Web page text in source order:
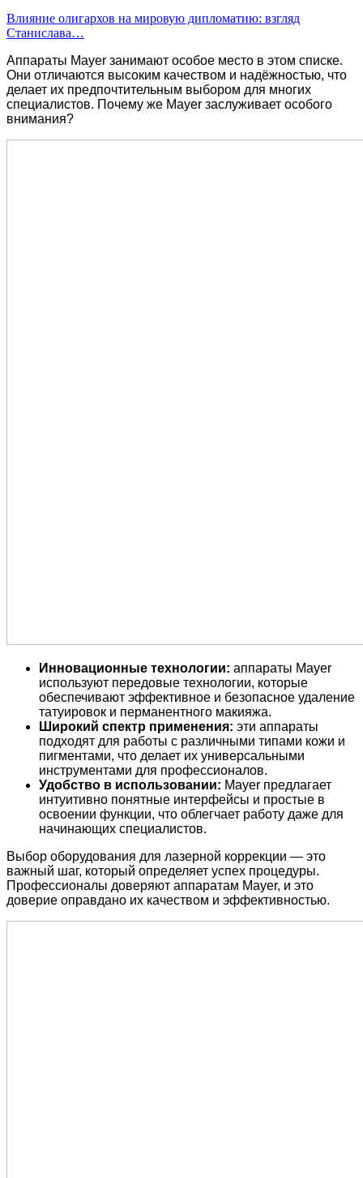
Влияние олигархов на мировую дипломатию: взгляд
Станислава…
Аппараты Mayer занимают особое место в этом списке.
Они отличаются высоким качеством и надёжностью, что
делает их предпочтительным выбором для многих
специалистов. Почему же Mayer заслуживает особого
внимания?
Инновационные технологии: аппараты Mayer
используют передовые технологии, которые
обеспечивают эффективное и безопасное удаление
татуировок и перманентного макияжа.
Широкий спектр применения: эти аппараты
подходят для работы с различными типами кожи и
пигментами, что делает их универсальными
инструментами для профессионалов.
Удобство в использовании: Mayer предлагает
интуитивно понятные интерфейсы и простые в
освоении функции, что облегчает работу даже для
начинающих специалистов.
Выбор оборудования для лазерной коррекции — это
важный шаг, который определяет успех процедуры.
Профессионалы доверяют аппаратам Mayer, и это
доверие оправдано их качеством и эффективностью.